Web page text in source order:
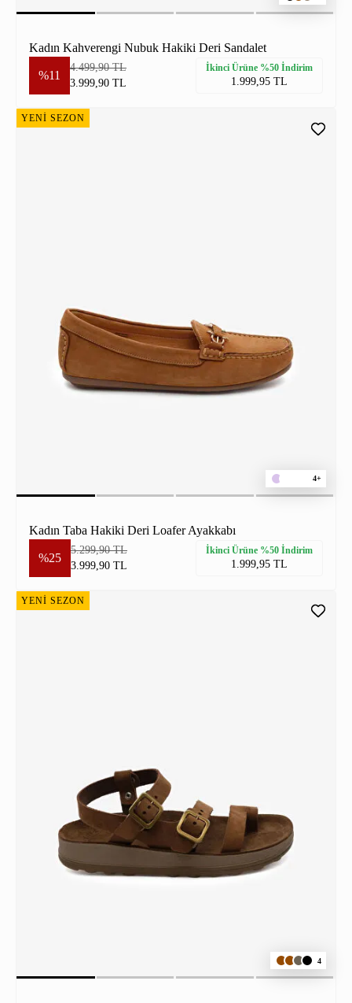
Kadın Kahverengi Nubuk Hakiki Deri Sandalet
%11
4.499,90 TL
3.999,90 TL
İkinci Ürüne %50 İndirim
1.999,95 TL
YENİ SEZON
4+
Kadın Taba Hakiki Deri Loafer Ayakkabı
%25
5.299,90 TL
3.999,90 TL
İkinci Ürüne %50 İndirim
1.999,95 TL
YENİ SEZON
4